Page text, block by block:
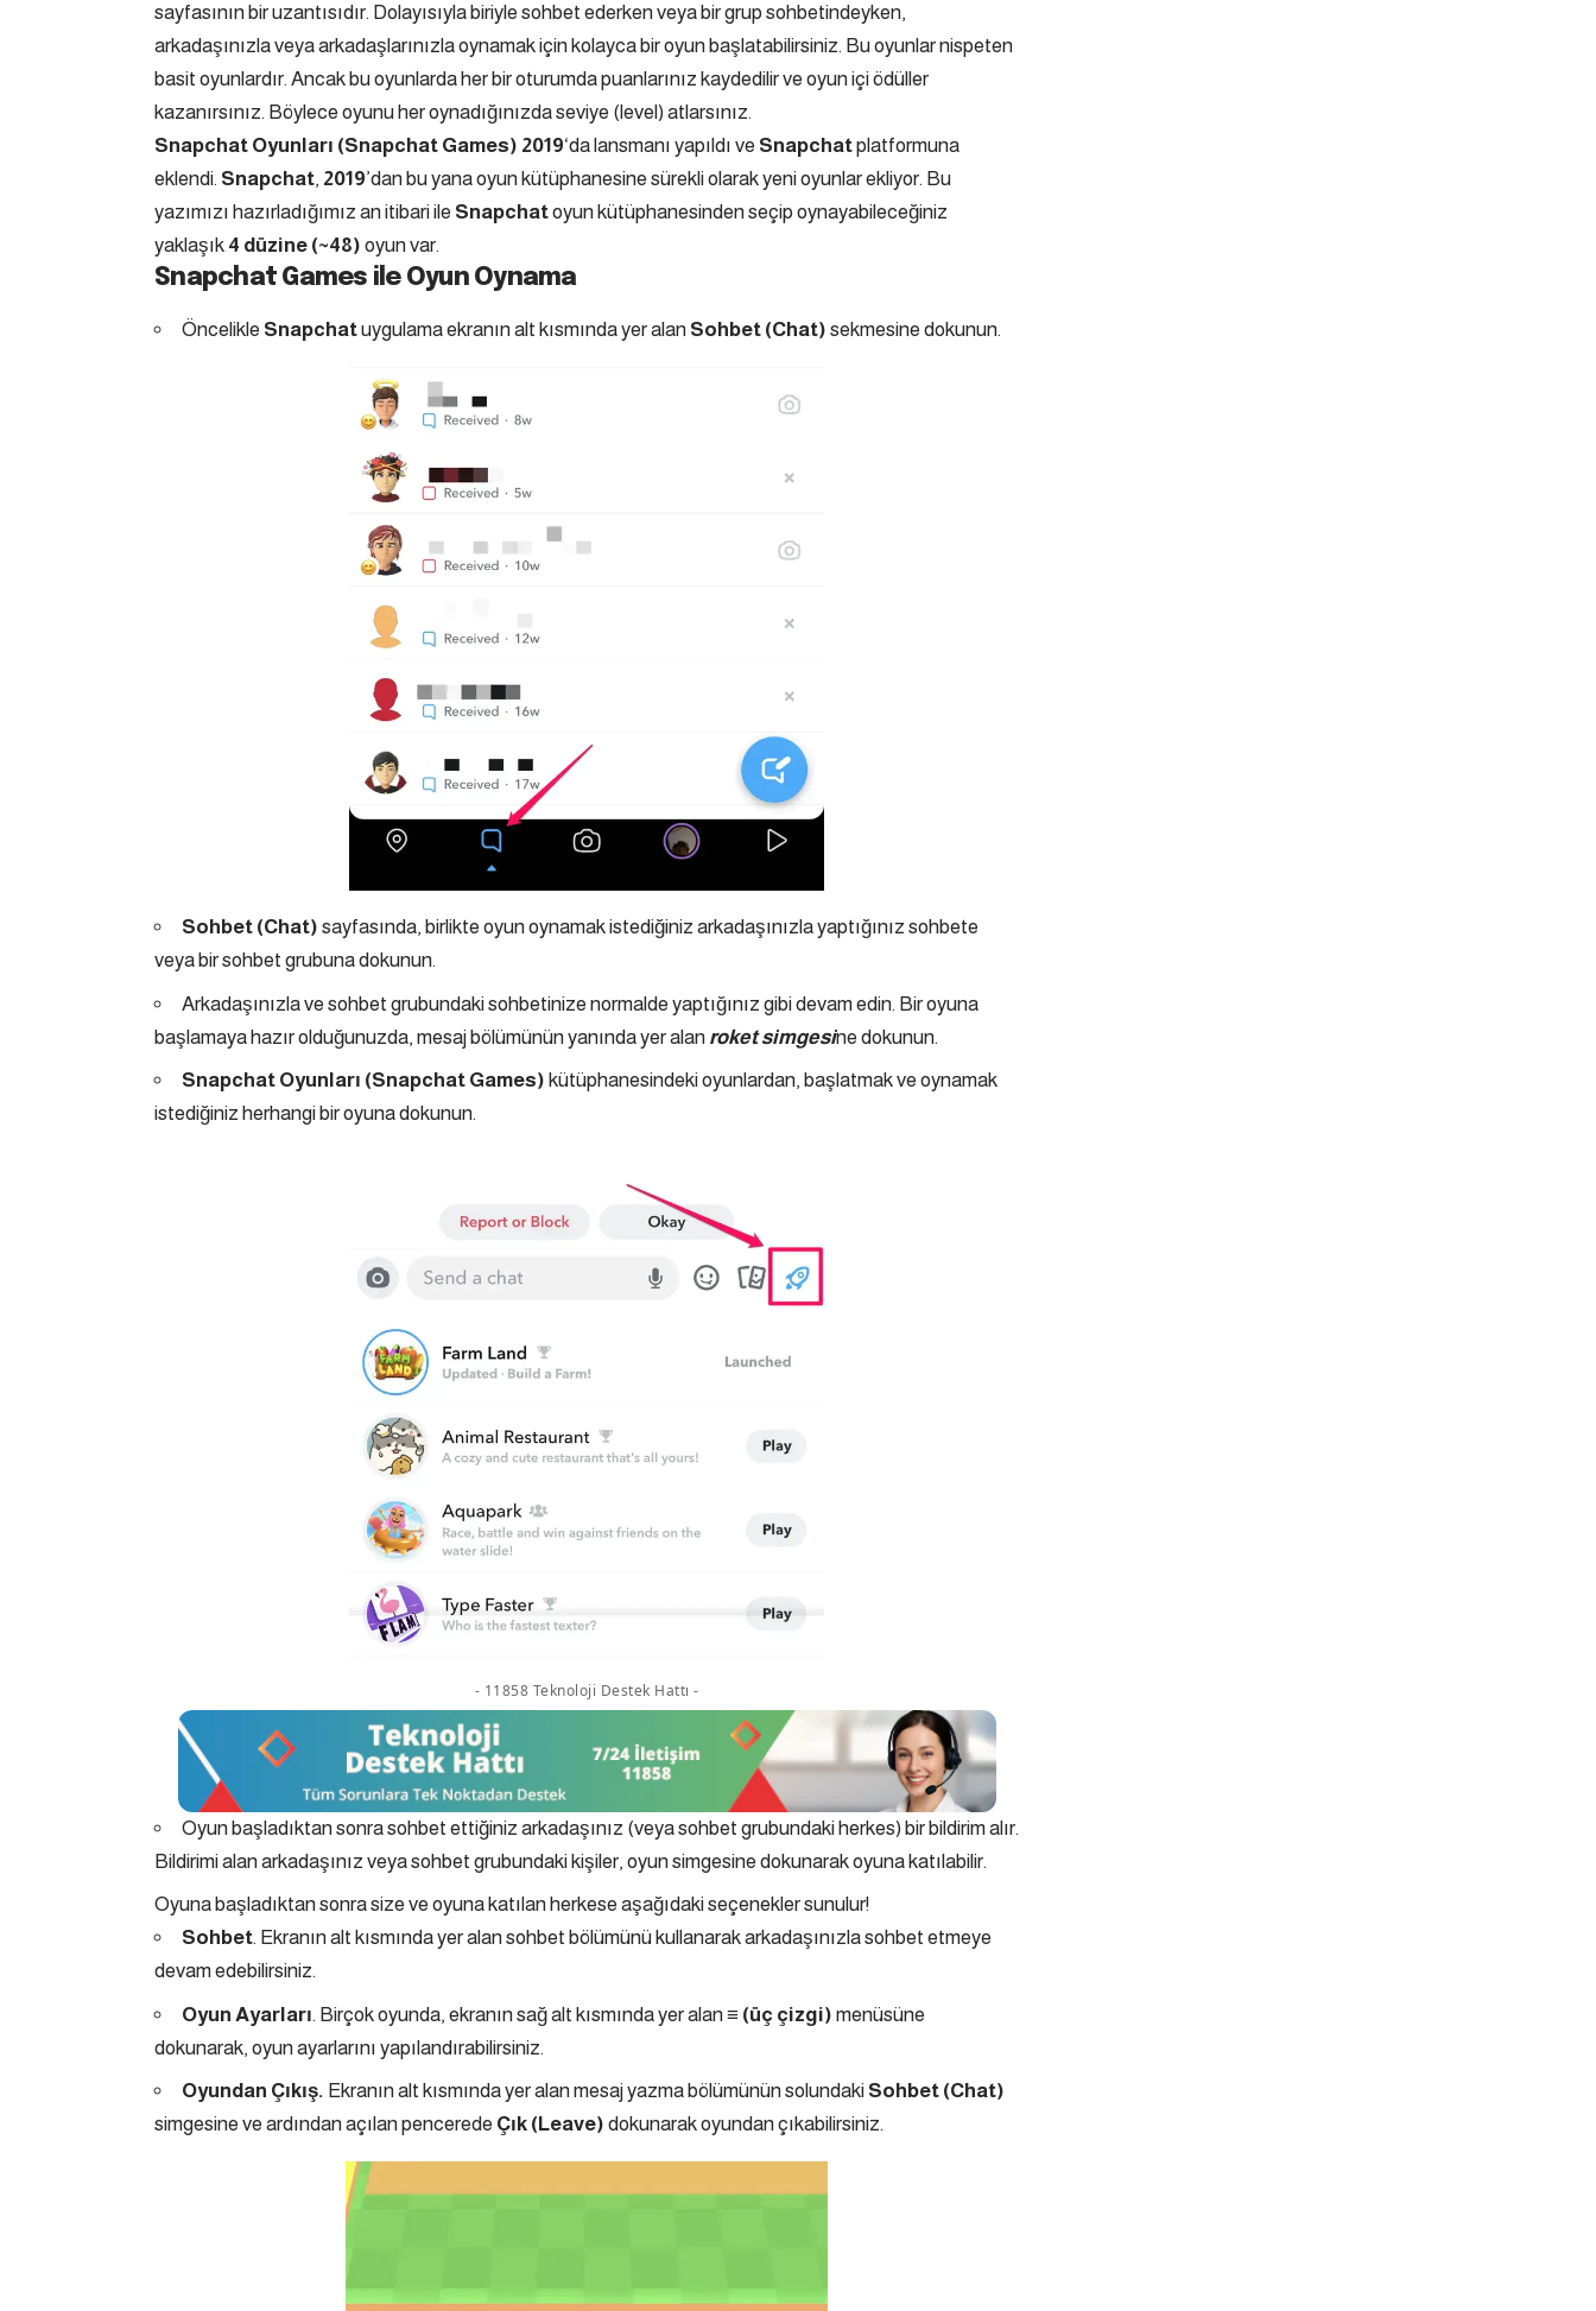
sayfasının bir uzantısıdır. Dolayısıyla biriyle sohbet ederken veya bir grup sohbetindeyken,
arkadaşınızla veya arkadaşlarınızla oynamak için kolayca bir oyun başlatabilirsiniz. Bu oyunlar nispeten
basit oyunlardır. Ancak bu oyunlarda her bir oturumda puanlarınız kaydedilir ve oyun içi ödüller
kazanırsınız. Böylece oyunu her oynadığınızda seviye (level) atlarsınız.
Snapchat Oyunları (Snapchat Games) 2019‘da lansmanı yapıldı ve Snapchatplatformuna
eklendi. Snapchat, 2019’dan bu yana oyun kütüphanesine sürekli olarak yeni oyunlar ekliyor. Bu
yazımızı hazırladığımız an itibari ile Snapchatoyun kütüphanesinden seçip oynayabileceğiniz
yaklaşık 4 düzine (~48) oyun var.
Snapchat Games ile Oyun Oynama
Öncelikle Snapchatuygulama ekranın alt kısmında yer alan Sohbet (Chat) sekmesine dokunun.
Sohbet (Chat) sayfasında, birlikte oyun oynamak istediğiniz arkadaşınızla yaptığınız sohbete
veya bir sohbet grubuna dokunun.
Arkadaşınızla ve sohbet grubundaki sohbetinize normalde yaptığınız gibi devam edin. Bir oyuna
başlamaya hazır olduğunuzda, mesaj bölümünün yanında yer alan roket simgesine dokunun.
Snapchat Oyunları (Snapchat Games) kütüphanesindeki oyunlardan, başlatmak ve oynamak
istediğiniz herhangi bir oyuna dokunun.
- 11858 Teknoloji Destek Hattı -
Oyun başladıktan sonra sohbet ettiğiniz arkadaşınız (veya sohbet grubundaki herkes) bir bildirim alır.
Bildirimi alan arkadaşınız veya sohbet grubundaki kişiler, oyun simgesine dokunarak oyuna katılabilir.
Oyuna başladıktan sonra size ve oyuna katılan herkese aşağıdaki seçenekler sunulur!
Sohbet. Ekranın alt kısmında yer alan sohbet bölümünü kullanarak arkadaşınızla sohbet etmeye
devam edebilirsiniz.
Oyun Ayarları. Birçok oyunda, ekranın sağ alt kısmında yer alan≡ (üç çizgi) menüsüne
dokunarak, oyun ayarlarını yapılandırabilirsiniz.
Oyundan Çıkış. Ekranın alt kısmında yer alan mesaj yazma bölümünün solundaki Sohbet (Chat)
simgesine ve ardından açılan pencerede Çık (Leave) dokunarak oyundan çıkabilirsiniz.